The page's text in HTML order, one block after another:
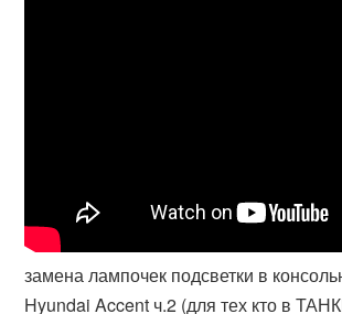
замена лампочек подсветки в
Hyundai Accent ч.2 (для тех кто в